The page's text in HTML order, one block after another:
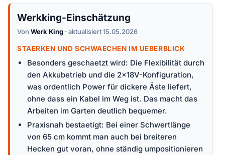
Werkking-Einschätzung
Von Werk King · aktualisiert 15.05.2026
STAERKEN UND SCHWAECHEN IM UEBERBLICK
Besonders geschaetzt wird: Die Flexibilität durch
den Akkubetrieb und die 2x18V-Konfiguration,
was ordentlich Power für dickere Äste liefert,
ohne dass ein Kabel im Weg ist. Das macht das
Arbeiten im Garten deutlich bequemer.
Praxisnah bestaetigt: Bei einer Schwertlänge
von 65 cm kommt man auch bei breiteren
Hecken gut voran, ohne ständig umpositionieren